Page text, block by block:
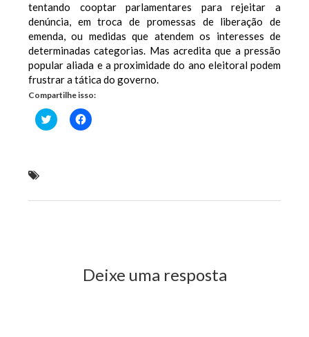
tentando cooptar parlamentares para rejeitar a
denúncia, em troca de promessas de liberação de
emenda, ou medidas que atendem os interesses de
determinadas categorias. Mas acredita que a pressão
popular aliada e a proximidade do ano eleitoral podem
frustrar a tática do governo.
Compartilhe isso:
Clique
para
Clique
para
Deixe uma resposta